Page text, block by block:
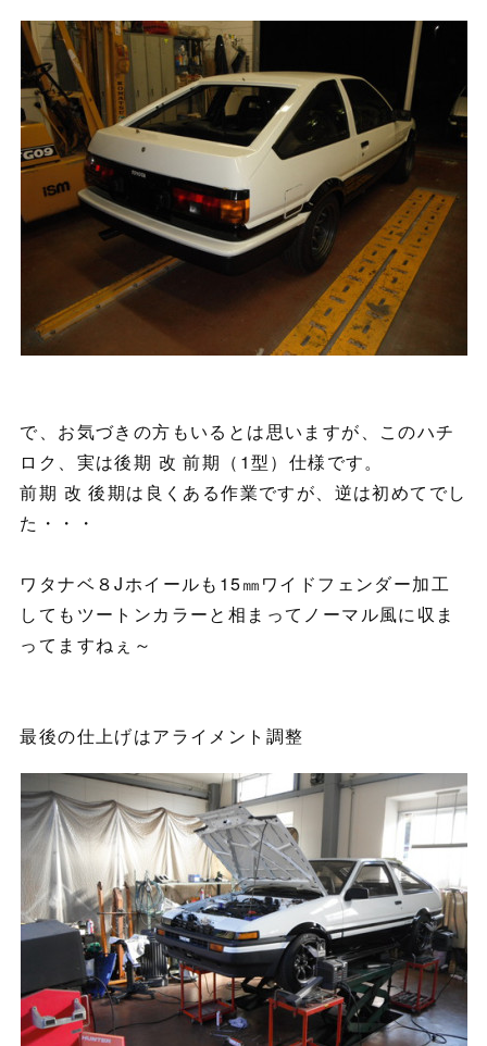
で、お気づきの方もいるとは思いますが、このハチ
ロク、実は後期 改 前期（1型）仕様です。
前期 改 後期は良くある作業ですが、逆は初めてでし
た・・・
ワタナベ８Jホイールも15㎜ワイドフェンダー加工
してもツートンカラーと相まってノーマル風に収ま
ってますねぇ～
最後の仕上げはアライメント調整